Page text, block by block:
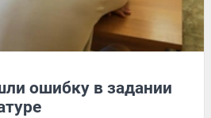
ошибку в задании